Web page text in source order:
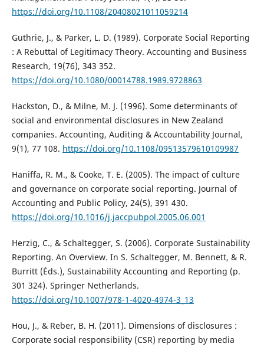
https://doi.org/10.1108/20408021011059214
Guthrie, J., & Parker, L. D. (1989). Corporate Social Reporting
: A Rebuttal of Legitimacy Theory. Accounting and Business
Research, 19(76), 343 352.
https://doi.org/10.1080/00014788.1989.9728863
Hackston, D., & Milne, M. J. (1996). Some determinants of
social and environmental disclosures in New Zealand
companies. Accounting, Auditing & Accountability Journal,
9(1), 77 108. https://doi.org/10.1108/09513579610109987
Haniffa, R. M., & Cooke, T. E. (2005). The impact of culture
and governance on corporate social reporting. Journal of
Accounting and Public Policy, 24(5), 391 430.
https://doi.org/10.1016/j.jaccpubpol.2005.06.001
Herzig, C., & Schaltegger, S. (2006). Corporate Sustainability
Reporting. An Overview. In S. Schaltegger, M. Bennett, & R.
Burritt (Éds.), Sustainability Accounting and Reporting (p.
301 324). Springer Netherlands.
https://doi.org/10.1007/978-1-4020-4974-3_13
Hou, J., & Reber, B. H. (2011). Dimensions of disclosures :
Corporate social responsibility (CSR) reporting by media